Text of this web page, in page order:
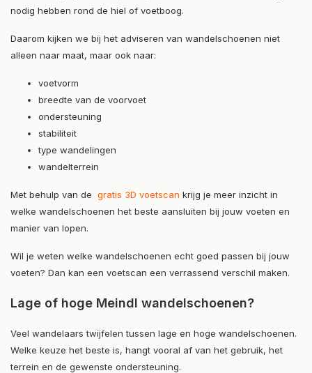
nodig hebben rond de hiel of voetboog.
Daarom kijken we bij het adviseren van wandelschoenen niet
alleen naar maat, maar ook naar:
voetvorm
breedte van de voorvoet
ondersteuning
stabiliteit
type wandelingen
wandelterrein
Met behulp van de gratis 3D voetscan krijg je meer inzicht in
welke wandelschoenen het beste aansluiten bij jouw voeten en
manier van lopen.
Wil je weten welke wandelschoenen echt goed passen bij jouw
voeten? Dan kan een voetscan een verrassend verschil maken.
Lage of hoge Meindl wandelschoenen?
Veel wandelaars twijfelen tussen lage en hoge wandelschoenen.
Welke keuze het beste is, hangt vooral af van het gebruik, het
terrein en de gewenste ondersteuning.